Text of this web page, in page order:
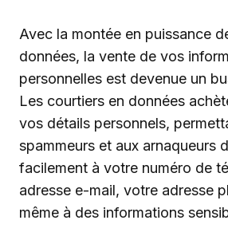
Avec la montée en puissance
données, la vente de vos
personnelles est devenue un
Les courtiers en données
vos détails personnels,
spammeurs et aux arnaqueurs
facilement à votre numéro de
adresse e-mail, votre adresse
même à des informations